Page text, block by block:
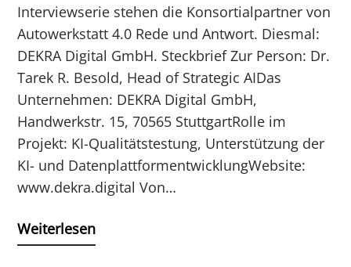
Interviewserie stehen die Konsortialpartner von
Autowerkstatt 4.0 Rede und Antwort. Diesmal:
DEKRA Digital GmbH. Steckbrief Zur Person: Dr.
Tarek R. Besold, Head of Strategic AIDas
Unternehmen: DEKRA Digital GmbH,
Handwerkstr. 15, 70565 StuttgartRolle im
Projekt: KI-Qualitätstestung, Unterstützung der
KI- und DatenplattformentwicklungWebsite:
www.dekra.digital Von…
Weiterlesen